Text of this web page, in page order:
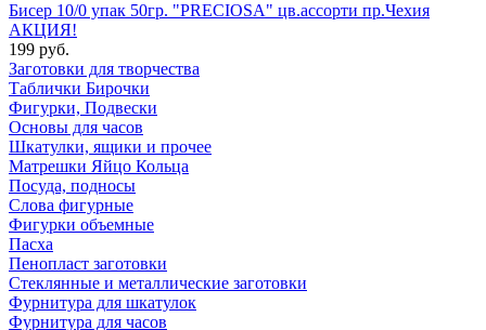
Бисер 10/0 упак 50гр. "PRECIOSA" цв.ассорти пр.Чехия
АКЦИЯ!
199 руб.
Заготовки для творчества
Таблички Бирочки
Фигурки, Подвески
Основы для часов
Шкатулки, ящики и прочее
Матрешки Яйцо Кольца
Посуда, подносы
Слова фигурные
Фигурки объемные
Пасха
Пенопласт заготовки
Стеклянные и металлические заготовки
Фурнитура для шкатулок
Фурнитура для часов